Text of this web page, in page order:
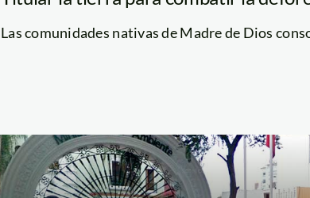
Las comunidades nativas de Madre de Dios